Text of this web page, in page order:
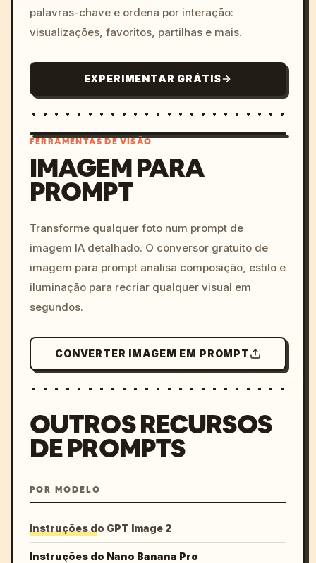
palavras-chave e ordena por interação:
visualizações, favoritos, partilhas e mais.
EXPERIMENTAR GRÁTIS
colors, 8k --v 6.0
FERRAMENTAS DE VISÃO
IMAGEM PARA
PROMPT
Transforme qualquer foto num prompt de
imagem IA detalhado. O conversor gratuito de
imagem para prompt analisa composição, estilo e
iluminação para recriar qualquer visual em
segundos.
CONVERTER IMAGEM EM PROMPT
OUTROS RECURSOS
DE PROMPTS
POR MODELO
Instruções do GPT Image 2
Instruções do Nano Banana Pro